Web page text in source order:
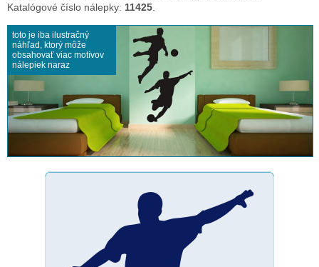
Katalógové číslo nálepky: 11425
toto je iba ilustračný
náhľad, ktorý môže
obsahovať viac motívov
nálepiek naraz